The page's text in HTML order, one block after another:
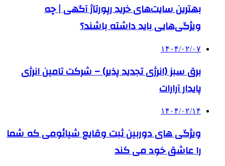
بهترین سایت‌های خرید رپورتاژ آگهی | چه
ویژگی‌هایی باید داشته باشند؟
۱۴۰۴/۰۲/۰۷
برق سبز (انرژی تجدید پذیر) – شرکت تامین انرژی
پایدار آرارات
۱۴۰۴/۰۲/۱۴
ویژگی های دوربین ثبت وقایع شیائومی که شما
را عاشق خود می کند